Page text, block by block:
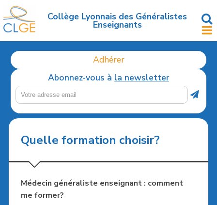
Accéder
au
contenu
Collège Lyonnais des Généralistes
Enseignants
Adhérer
Abonnez-vous à la newsletter
Quelle formation choisir?
Médecin généraliste enseignant : comment
me former?